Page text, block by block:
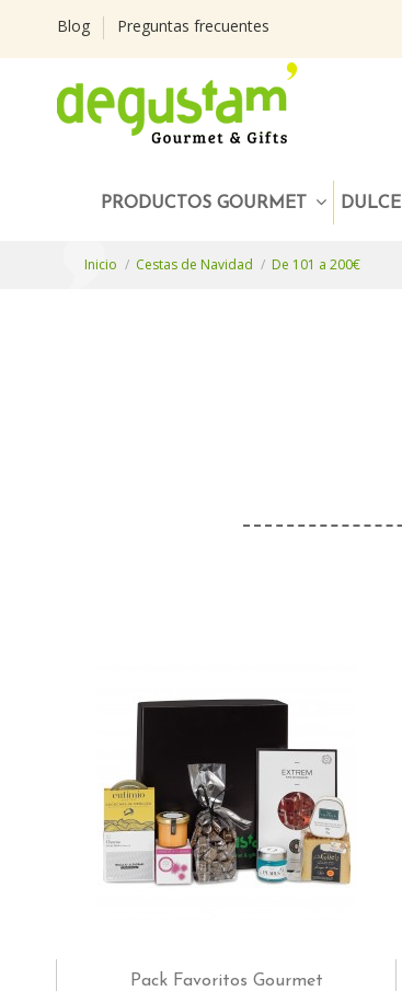
Blog Preguntas frecuentes
PRODUCTOS GOURMET
Inicio Cestas de Navidad De 101 a 200€
Pack Favoritos Gourmet